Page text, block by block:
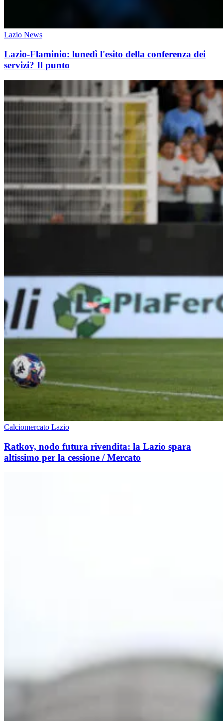
Lazio News
Lazio-Flaminio: lunedì l'esito della conferenza dei
servizi? Il punto
Calciomercato Lazio
Ratkov, nodo futura rivendita: la Lazio spara
altissimo per la cessione / Mercato